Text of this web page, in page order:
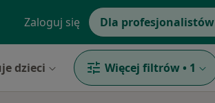
Zaloguj się Dla profesjonalistów
dzieci Więcej filtrów • 1